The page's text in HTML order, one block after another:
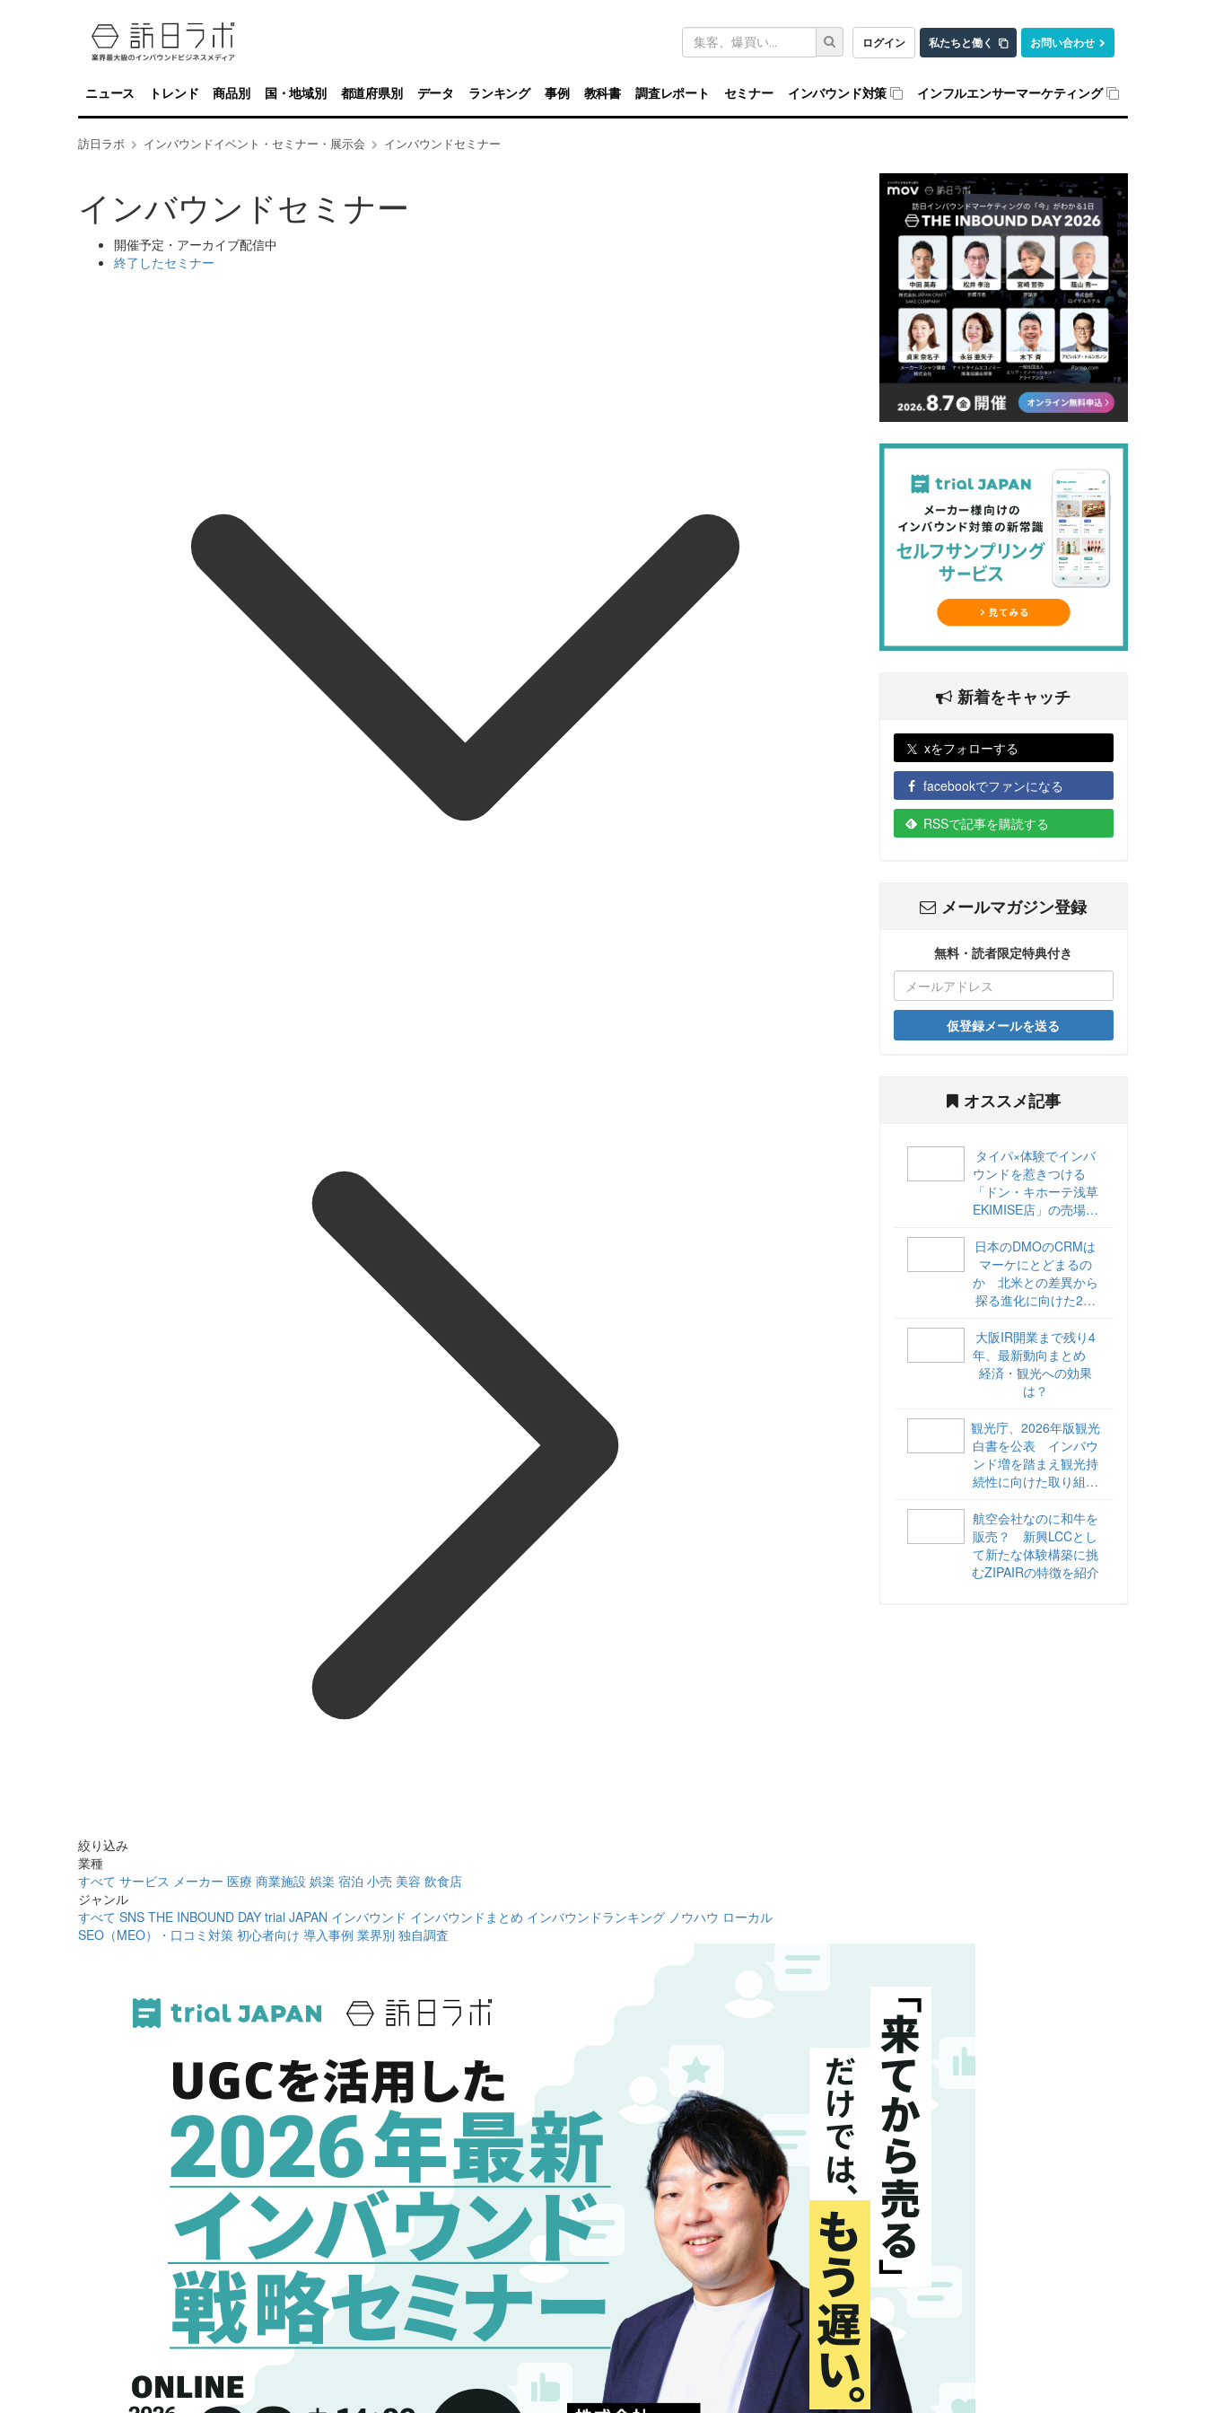
ログイン 私たちと働く お問い合わせ
キ
ワ
ド
検
索
ニュース トレンド 商品別 国・地域別 都道府県別 データ ランキング 事例 教科書 調査レポート セミナー インバウンド対策 インフルエンサーマーケティング
訪日ラボ インバウンドイベント・セミナー・展示会 インバウンドセミナー
インバウンドセミナー
開催予定・アーカイブ配信中
終了したセミナー
絞り込み
業種
すべて サービス メーカー 医療 商業施設 娯楽 宿泊 小売 美容 飲食店
ジャンル
すべて SNS THE INBOUND DAY trial JAPAN インバウンド インバウンドまとめ インバウンドランキング ノウハウ ローカル
SEO（MEO）・口コミ対策 初心者向け 導入事例 業界別 独自調査
新着をキャッチ
xをフォローする
facebookでファンになる
RSSで記事を購読する
メールマガジン登録
無料・読者限定特典付き
仮登録メールを送る
オススメ記事
タイパ×体験でインバ
ウンドを惹きつける
「ドン・キホーテ浅草
EKIMISE店」の売場づ
日本のDMOのCRMは
マーケにとどまるの
か 北米との差異から
探る進化に向けた2ス
海外DMOのリアル
vol.6】
大阪IR開業まで残り4
年、最新動向まとめ
経済・観光への効果
は？
観光庁、2026年版観光
白書を公表 インバウ
ンド増を踏まえ観光持
続性に向けた取り組み
航空会社なのに和牛を
販売？ 新興LCCとし
て新たな体験構築に挑
むZIPAIRの特徴を紹介